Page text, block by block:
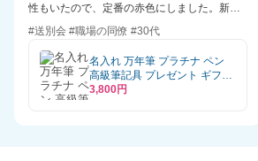
性もいたので、定番の赤色にしました。新天
地でも、楽しかった日々を思い出して頑張っ
て欲しいという気持ちを込めて、メッセージ
カードもお願いしましたが、とても素敵なカ
ードが入っていました。名入れにしました
が、すぐに届きました。手紙を入れたくて、
袋も開封したままで、とわがままなお願いに
#送別会 #職場の同僚 #30代
名入れ 万年筆 プラチナ ペン
高級筆記具 プレゼント ギフト
【誕生日・就職祝い・昇進祝
3,800円